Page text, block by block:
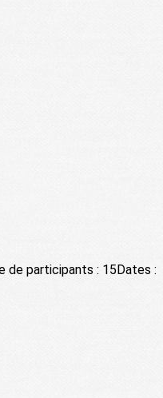
de participants : 15Dates :